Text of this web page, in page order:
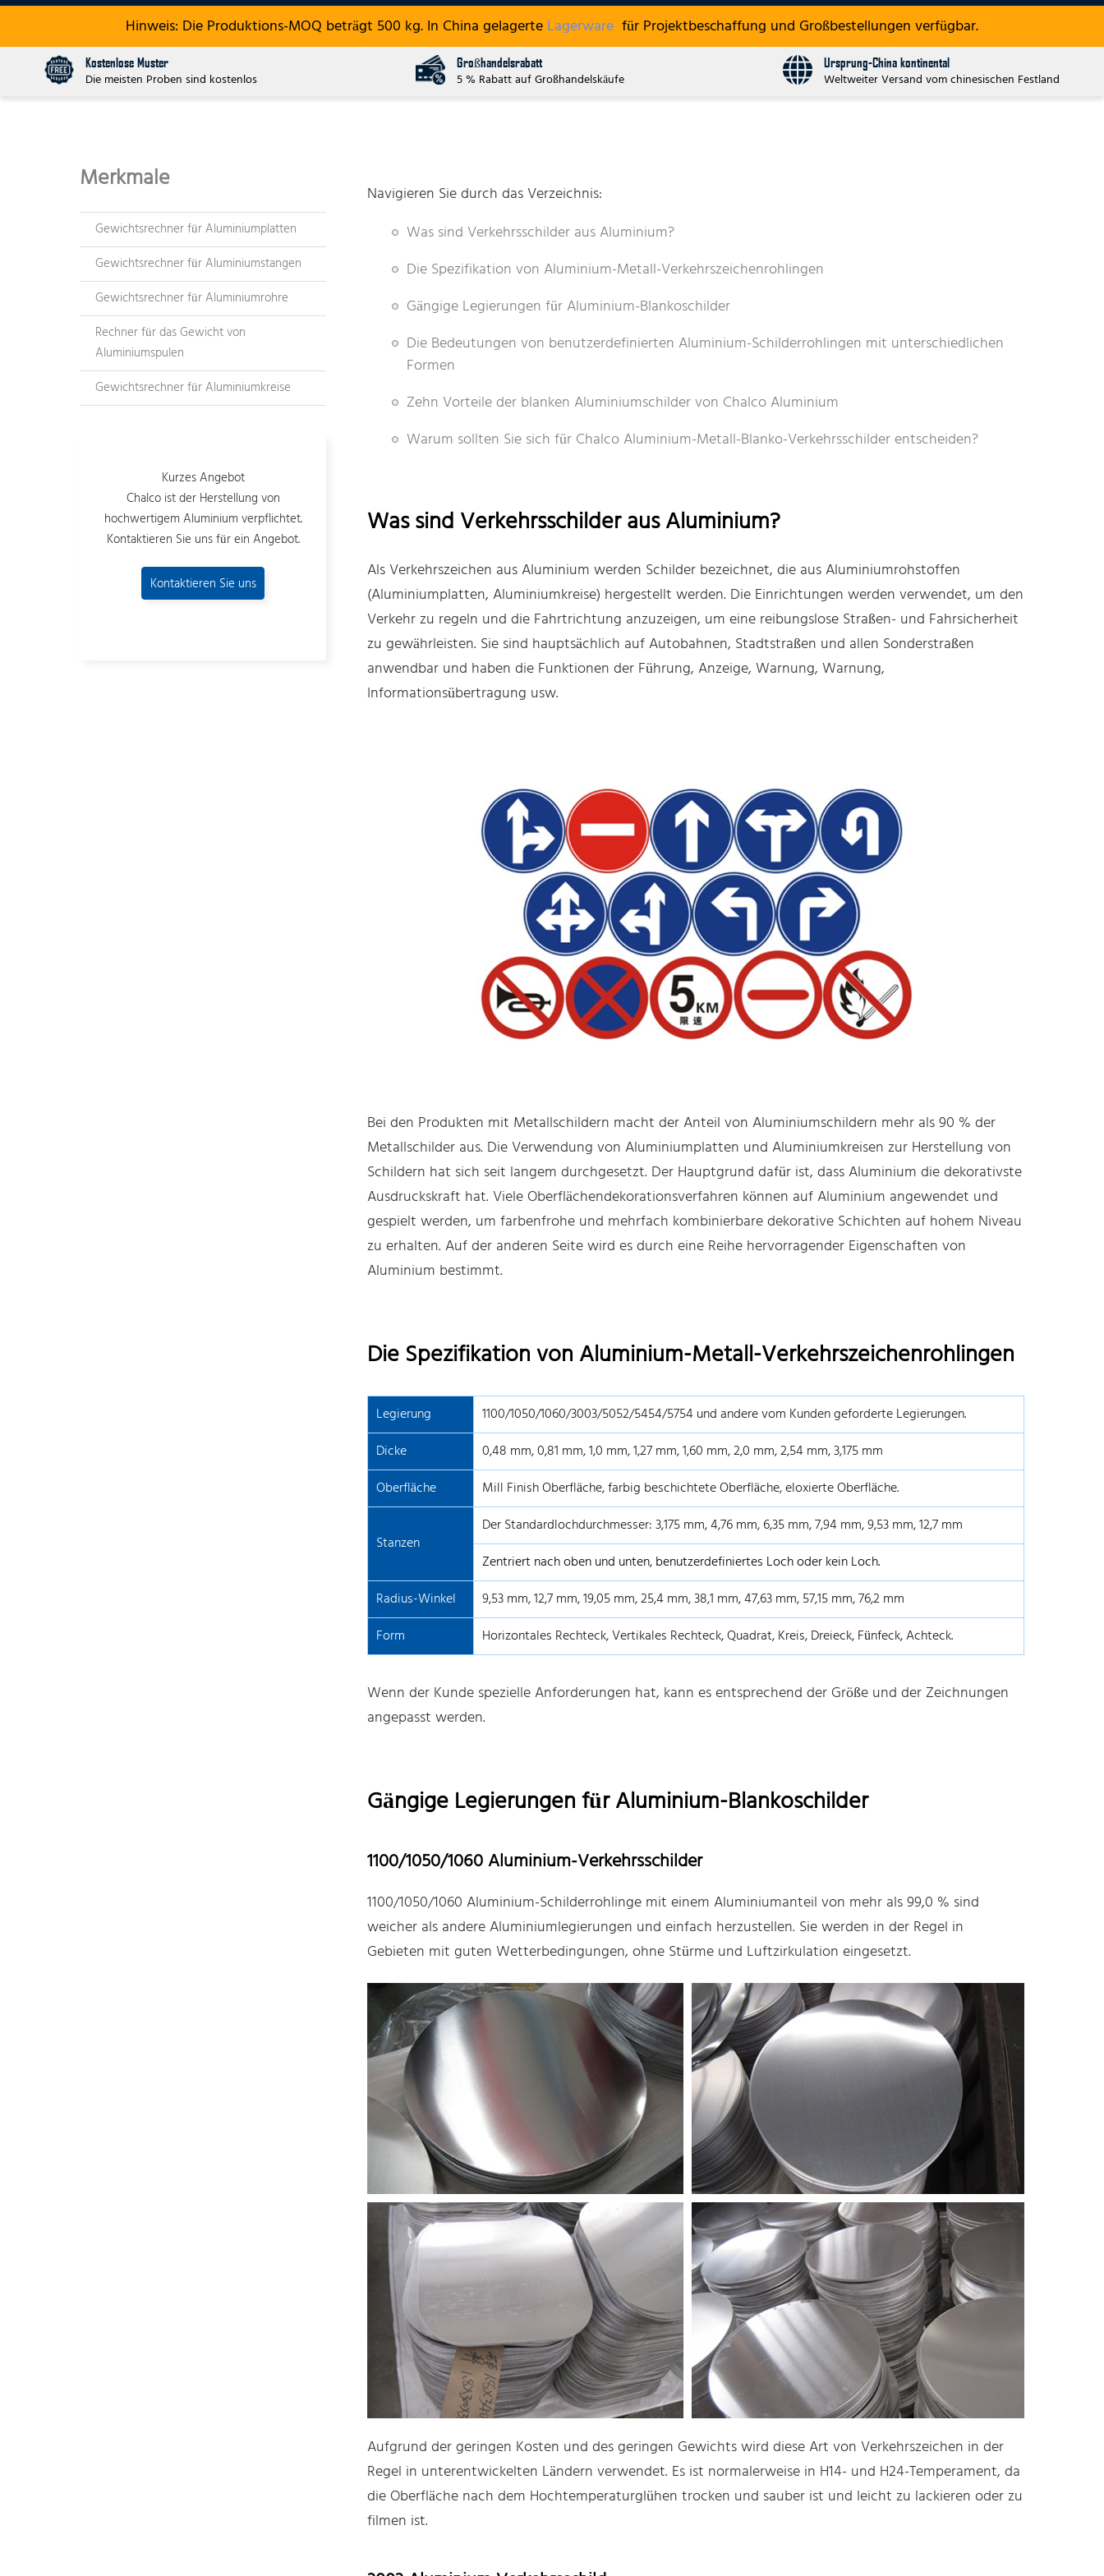
Hinweis: Die Produktions-MOQ beträgt 500 kg. In China gelagerte Lagerware für Projektbeschaffung und Großbestellungen verfügbar.
Kostenlose Muster
Die meisten Proben sind kostenlos
Großhandelsrabatt
5 % Rabatt auf Großhandelskäufe
Ursprung-China kontinental
Weltweiter Versand vom chinesischen Festland
Merkmale
Gewichtsrechner für Aluminiumplatten
Gewichtsrechner für Aluminiumstangen
Gewichtsrechner für Aluminiumrohre
Rechner für das Gewicht von
Aluminiumspulen
Gewichtsrechner für Aluminiumkreise
Kurzes Angebot
Chalco ist der Herstellung von
hochwertigem Aluminium verpflichtet.
Kontaktieren Sie uns für ein Angebot.
Kontaktieren Sie uns
Navigieren Sie durch das Verzeichnis:
Was sind Verkehrsschilder aus Aluminium?
Die Spezifikation von Aluminium-Metall-Verkehrszeichenrohlingen
Gängige Legierungen für Aluminium-Blankoschilder
Die Bedeutungen von benutzerdefinierten Aluminium-Schilderrohlingen mit unterschiedlichen
Formen
Zehn Vorteile der blanken Aluminiumschilder von Chalco Aluminium
Warum sollten Sie sich für Chalco Aluminium-Metall-Blanko-Verkehrsschilder entscheiden?
Was sind Verkehrsschilder aus Aluminium?
Als Verkehrszeichen aus Aluminium werden Schilder bezeichnet, die aus Aluminiumrohstoffen
(Aluminiumplatten, Aluminiumkreise) hergestellt werden. Die Einrichtungen werden verwendet, um den
Verkehr zu regeln und die Fahrtrichtung anzuzeigen, um eine reibungslose Straßen- und Fahrsicherheit
zu gewährleisten. Sie sind hauptsächlich auf Autobahnen, Stadtstraßen und allen Sonderstraßen
anwendbar und haben die Funktionen der Führung, Anzeige, Warnung, Warnung,
Informationsübertragung usw.
Bei den Produkten mit Metallschildern macht der Anteil von Aluminiumschildern mehr als 90 % der
Metallschilder aus. Die Verwendung von Aluminiumplatten und Aluminiumkreisen zur Herstellung von
Schildern hat sich seit langem durchgesetzt. Der Hauptgrund dafür ist, dass Aluminium die dekorativste
Ausdruckskraft hat. Viele Oberflächendekorationsverfahren können auf Aluminium angewendet und
gespielt werden, um farbenfrohe und mehrfach kombinierbare dekorative Schichten auf hohem Niveau
zu erhalten. Auf der anderen Seite wird es durch eine Reihe hervorragender Eigenschaften von
Aluminium bestimmt.
Die Spezifikation von Aluminium-Metall-Verkehrszeichenrohlingen
Legierung
1100/1050/1060/3003/5052/5454/5754 und andere vom Kunden geforderte Legierungen.
Dicke
0,48 mm, 0,81 mm, 1,0 mm, 1,27 mm, 1,60 mm, 2,0 mm, 2,54 mm, 3,175 mm
Oberfläche
Mill Finish Oberfläche, farbig beschichtete Oberfläche, eloxierte Oberfläche.
Stanzen
Der Standardlochdurchmesser: 3,175 mm, 4,76 mm, 6,35 mm, 7,94 mm, 9,53 mm, 12,7 mm
Zentriert nach oben und unten, benutzerdefiniertes Loch oder kein Loch.
Radius-Winkel
9,53 mm, 12,7 mm, 19,05 mm, 25,4 mm, 38,1 mm, 47,63 mm, 57,15 mm, 76,2 mm
Form
Horizontales Rechteck, Vertikales Rechteck, Quadrat, Kreis, Dreieck, Fünfeck, Achteck.
Wenn der Kunde spezielle Anforderungen hat, kann es entsprechend der Größe und der Zeichnungen
angepasst werden.
Gängige Legierungen für Aluminium-Blankoschilder
1100/1050/1060 Aluminium-Verkehrsschilder
1100/1050/1060 Aluminium-Schilderrohlinge mit einem Aluminiumanteil von mehr als 99,0 % sind
weicher als andere Aluminiumlegierungen und einfach herzustellen. Sie werden in der Regel in
Gebieten mit guten Wetterbedingungen, ohne Stürme und Luftzirkulation eingesetzt.
Aufgrund der geringen Kosten und des geringen Gewichts wird diese Art von Verkehrszeichen in der
Regel in unterentwickelten Ländern verwendet. Es ist normalerweise in H14- und H24-Temperament, da
die Oberfläche nach dem Hochtemperaturglühen trocken und sauber ist und leicht zu lackieren oder zu
filmen ist.